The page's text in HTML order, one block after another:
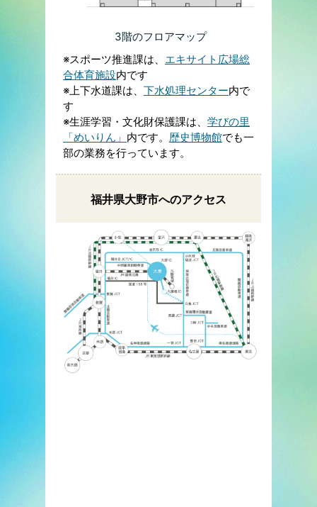
3階のフロアマップ
※スポーツ推進課は、 エキサイト広場総
合体育施設内です
※上下水道課は、 下水処理センター内で
す
※生涯学習・文化財保護課は、 学びの里
「めいりん」 内です。 歴史博物館でも一
部の業務を行っています。
福井県大野市へのアクセス